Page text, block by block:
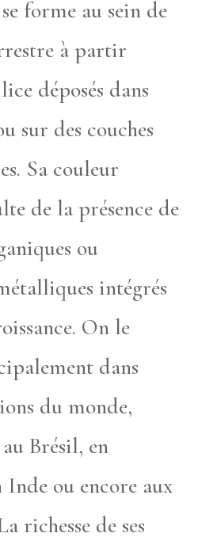
forme au sein de
à partir
déposés dans
sur des couches
Sa couleur
de la présence de
ou
intégrés
On le
dans
du monde,
Brésil, en
Inde ou encore aux
richesse de ses